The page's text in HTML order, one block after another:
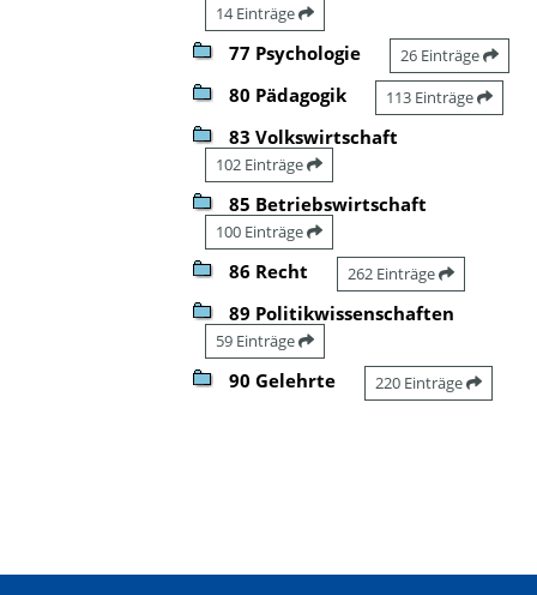
14 Einträge
77 Psychologie 26 Einträge
80 Pädagogik 113 Einträge
83 Volkswirtschaft
102 Einträge
85 Betriebswirtschaft
100 Einträge
86 Recht 262 Einträge
89 Politikwissenschaften
59 Einträge
90 Gelehrte 220 Einträge